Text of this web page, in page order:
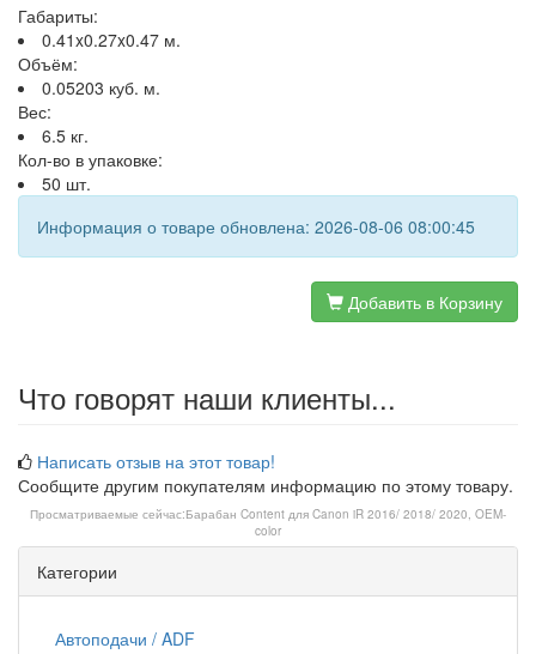
Габариты:
0.41x0.27x0.47 м.
Объём:
0.05203 куб. м.
Вес:
6.5 кг.
Кол-во в упаковке:
50 шт.
Информация о товаре обновлена: 2026-08-06 08:00:45
Добавить в Корзину
Что говорят наши клиенты...
Написать отзыв на этот товар!
Сообщите другим покупателям информацию по этому товару.
Просматриваемые сейчас:Барабан Content для Canon iR 2016/ 2018/ 2020, OEM-
color
Категории
Автоподачи / ADF